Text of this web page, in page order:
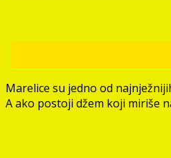
Marelice su jedno od
A ako postoji džem koji miriše